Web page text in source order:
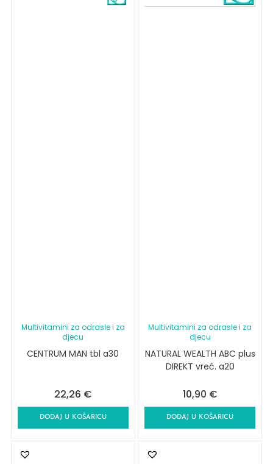
Multivitamini za odrasle i za
djecu
CENTRUM MAN tbl a30
22,26 €
DODAJ U KOŠARICU
Multivitamini za odrasle i za
djecu
NATURAL WEALTH ABC plus
DIREKT vreć. a20
10,90 €
DODAJ U KOŠARICU